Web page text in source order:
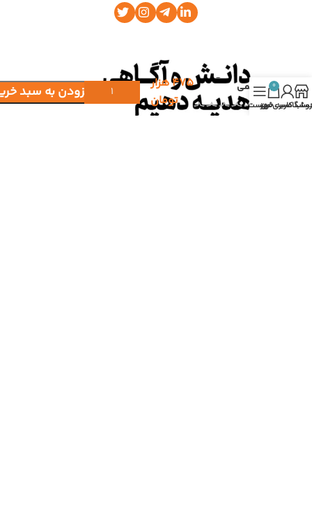
عادت های
اتمی
۴۷۵هزار
تومان
افزودن به سبد
کاربری من
0
سبد خریدفهرست